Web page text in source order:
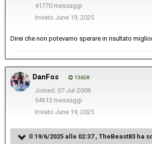
41770 messaggi
Inviato June 19, 2025
Direi che non potevamo sperare in risultato
DanFos 13658
Joined: 07-Jul-2008
54613 messaggi
Inviato June 19, 2025
Il 19/6/2025 alle 02:37 , TheBeast83 ha